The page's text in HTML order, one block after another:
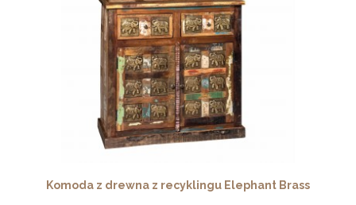
Komoda z drewna z recyklingu Elephant Brass